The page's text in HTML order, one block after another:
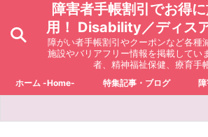
障害者手帳割引でお得
用！ Disability／ディス
障がい者手帳割引やクーポンなど各種
施設やバリアフリー情報を掲載してい
者、精神福祉保健、療育手
ホーム -Home- 特集記事・ブログ